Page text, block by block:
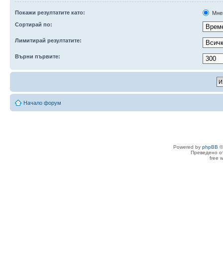
Покажи резултатите като:
Сортирай по:
Лимитирай резултатите:
Върни първите:
Начало форум
Powered by phpBB
Преведено
free